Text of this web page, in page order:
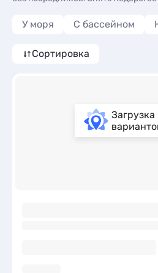
гостиницы и отели, санатории и
отдыхающих, телефонами
жилья. Аренда жилья без
температуры воды и воздуха в
сайте и выбирайте идеальное
У моря С бассейном
Сортировка
Загрузка